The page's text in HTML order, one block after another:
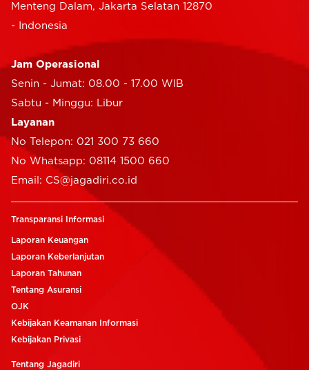
Menteng Dalam, Jakarta Selatan 12870
- Indonesia
Jam Operasional
Senin - Jumat: 08.00 - 17.00 WIB
Sabtu - Minggu: Libur
Layanan
No Telepon: 021 300 73 660
No Whatsapp: 08114 1500 660
Email: CS@jagadiri.co.id
Transparansi Informasi
Laporan Keuangan
Laporan Keberlanjutan
Laporan Tahunan
Tentang Asuransi
OJK
Kebijakan Keamanan Informasi
Kebijakan Privasi
Tentang Jagadiri